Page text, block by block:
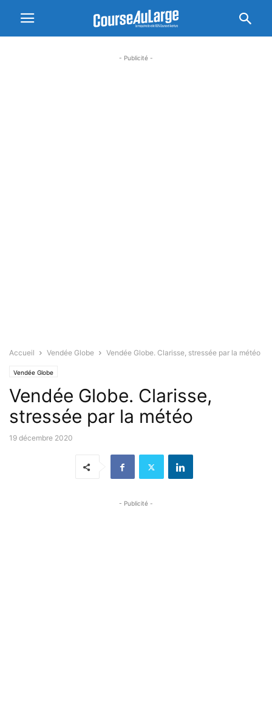
- Publicité -
Accueil Vendée Globe Vendée Globe. Clarisse, stressée par la météo
Vendée Globe
Vendée Globe. Clarisse,
stressée par la météo
19 décembre 2020
- Publicité -